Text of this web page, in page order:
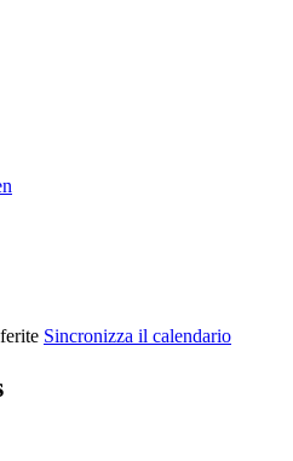
Sincronizza il calendario